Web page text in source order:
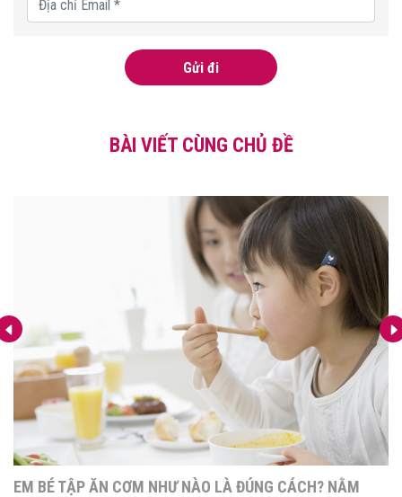
Gửi đi
BÀI VIẾT CÙNG CHỦ ĐỀ
EM BÉ TẬP ĂN CƠM NHƯ NÀO LÀ ĐÚNG CÁCH? NẰM